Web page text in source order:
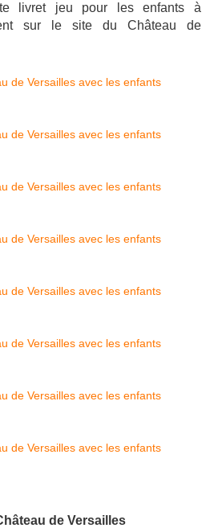
livret jeu pour les enfants à
sur le site du Château de
de Versailles